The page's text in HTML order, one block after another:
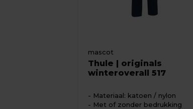
mascot
Thule | originals
winteroverall 517
Materiaal: katoen / nylon
Met of zonder bedrukking